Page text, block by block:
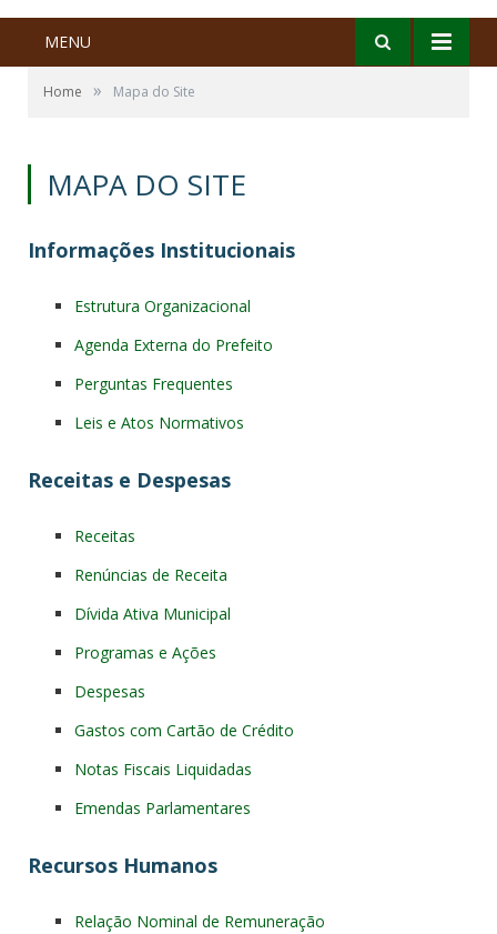
MENU
Home » Mapa do Site
MAPA DO SITE
Informações Institucionais
Estrutura Organizacional
Agenda Externa do Prefeito
Perguntas Frequentes
Leis e Atos Normativos
Receitas e Despesas
Receitas
Renúncias de Receita
Dívida Ativa Municipal
Programas e Ações
Despesas
Gastos com Cartão de Crédito
Notas Fiscais Liquidadas
Emendas Parlamentares
Recursos Humanos
Relação Nominal de Remuneração